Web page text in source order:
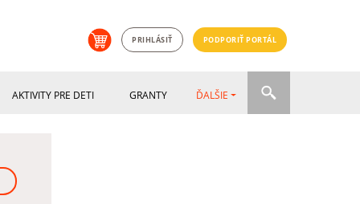
PRIHLÁSIŤ PODPORIŤ PORTÁL
AKTIVITY PRE DETI GRANTY ĎALŠIE